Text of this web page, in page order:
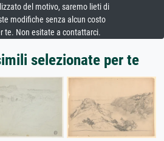
del motivo, saremo lieti di
modifiche senza alcun costo
te. Non esitate a contattarci.
selezionate per te